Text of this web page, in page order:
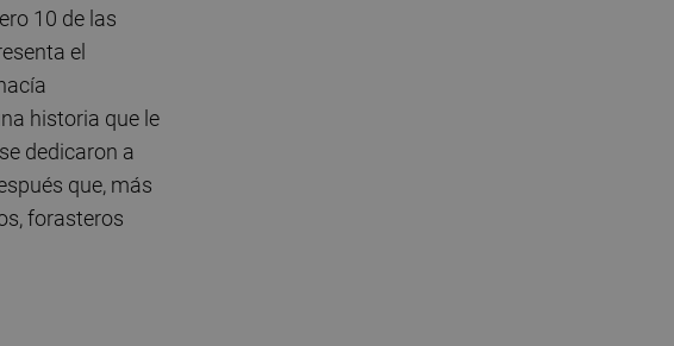
10 de las
el
historia que le
dedicaron a
que, más
forasteros